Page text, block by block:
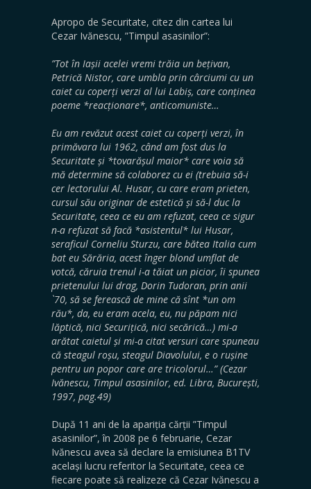
Apropo de Securitate, citez din cartea lui
Cezar Ivănescu, ”Timpul asasinilor”:
”Tot în Iașii acelei vremi trăia un bețivan,
Petrică Nistor, care umbla prin cârciumi cu un
caiet cu coperți verzi al lui Labiș, care conținea
poeme *reacționare*, anticomuniste…
Eu am revăzut acest caiet cu coperți verzi, în
primăvara lui 1962, când am fost dus la
Securitate și *tovarășul maior* care voia să
mă determine să colaborez cu ei (trebuia să-i
cer lectorului Al. Husar, cu care eram prieten,
cursul său originar de estetică și să-l duc la
Securitate, ceea ce eu am refuzat, ceea ce sigur
n-a refuzat să facă *asistentul* lui Husar,
seraficul Corneliu Sturzu, care bătea Italia cum
bat eu Sărăria, acest înger blond umflat de
votcă, căruia trenul i-a tăiat un picior, îi spunea
prietenului lui drag, Dorin Tudoran, prin anii
`70, să se ferească de mine că sînt *un om
rău*, da, eu eram acela, eu, nu păpam nici
lăptică, nici Securițică, nici secărică…) mi-a
arătat caietul și mi-a citat versuri care spuneau
că steagul roșu, steagul Diavolului, e o rușine
pentru un popor care are tricolorul…” (Cezar
Ivănescu, Timpul asasinilor, ed. Libra, București,
1997, pag.49)
După 11 ani de la apariția cărții ”Timpul
asasinilor”, în 2008 pe 6 februarie, Cezar
Ivănescu avea să declare la emisiunea B1TV
același lucru referitor la Securitate, ceea ce
fiecare poate să realizeze că Cezar Ivănescu a